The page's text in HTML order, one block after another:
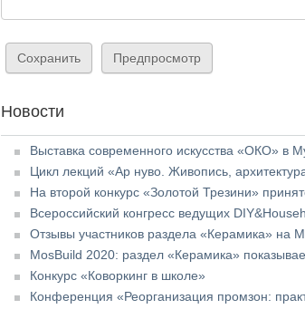
Новости
Выставка современного искусства «ОКО» в
Цикл лекций «Ар нуво. Живопись,
На второй конкурс «Золотой Трезини»
Всероссийский конгресс ведущих
Отзывы участников раздела «Керамика» на
MosBuild 2020: раздел «Керамика»
Конкурс «Коворкинг в школе»
Конференция «Реорганизация промзон: